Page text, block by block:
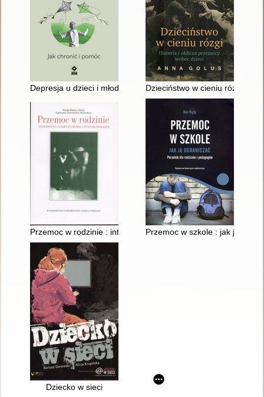
Depresja u dzieci i młodzieży : jak chronić i pomóc
Dzieciństwo w cieniu rózgi :
Przemoc w rodzinie : interwencja kryzysowa i psychoterapia
Przemoc w szkole : jak ją
Dziecko w sieci